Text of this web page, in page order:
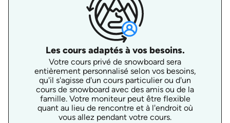
Les cours adaptés à vos besoins.
Votre cours privé de snowboard sera
entièrement personnalisé selon vos besoins,
qu'il s'agisse d'un cours particulier ou d'un
cours de snowboard avec des amis ou de la
famille. Votre moniteur peut être flexible
quant au lieu de rencontre et à l'endroit où
vous allez pendant votre cours.